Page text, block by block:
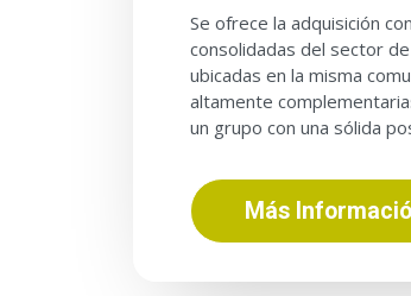
Se ofrece la adquisición
consolidadas del sector
ubicadas en la misma
altamente
un grupo con una sólida
Más